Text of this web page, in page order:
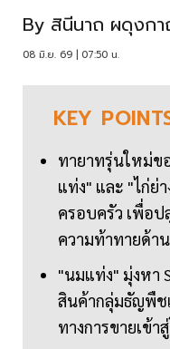
By สินีนาถ ผดุงก
08 มิ.ย. 69 | 07:50 น.
KEY
ทายาทรุ่นใหม่ข
แท่ง" และ "ไก่ย่
ครอบครัว เพื่อป
ความท้าทายด้า
"นมแท่ง" มุ่งหา
สินค้ากลุ่มธัญพืช
ทางการขายเข้า